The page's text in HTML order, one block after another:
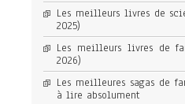
Les meilleurs livres de
2025)
Les meilleurs livres de
2026)
Les meilleures sagas de
à lire absolument